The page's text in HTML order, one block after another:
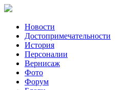
Новости
Достопримечательности
История
Персоналии
Вернисаж
Фото
Форум